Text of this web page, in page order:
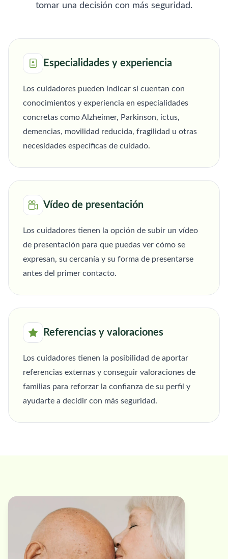
tomar una decisión con más seguridad.
Especialidades y experiencia
Los cuidadores pueden indicar si cuentan con
conocimientos y experiencia en especialidades
concretas como Alzheimer, Parkinson, ictus,
demencias, movilidad reducida, fragilidad u otras
necesidades específicas de cuidado.
Vídeo de presentación
Los cuidadores tienen la opción de subir un vídeo
de presentación para que puedas ver cómo se
expresan, su cercanía y su forma de presentarse
antes del primer contacto.
Referencias y valoraciones
Los cuidadores tienen la posibilidad de aportar
referencias externas y conseguir valoraciones de
familias para reforzar la confianza de su perfil y
ayudarte a decidir con más seguridad.